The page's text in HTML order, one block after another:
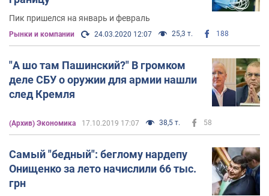
Пик пришелся на январь и февраль
Рынки и компании 24.03.2020 12:07 25,3 т. 188
"А шо там Пашинский?" В громком
деле СБУ о оружии для армии нашли
след Кремля
(Архив) Экономика 17.10.2019 17:07 38,5 т. 58
Самый "бедный": беглому нардепу
Онищенко за лето начислили 66 тыс.
грн